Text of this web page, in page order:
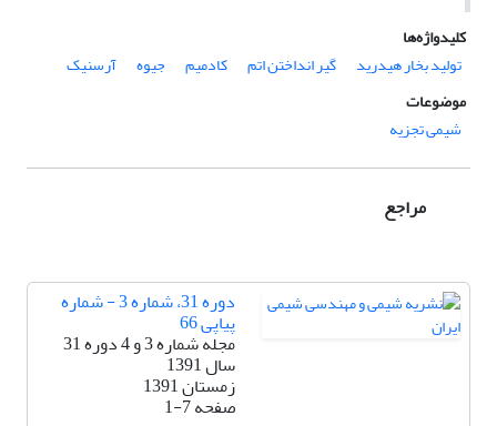
کلیدواژه‌ها
تولید بخار هیدرید
گیر انداختن اتم کادمیم جیوه
آرسنیک
موضوعات
شیمی تجزیه
مراجع
دوره 31، شماره 3 - شماره
پیاپی 66
مجله شماره 3 و 4 دوره 31
سال 1391
زمستان 1391
صفحه1-7